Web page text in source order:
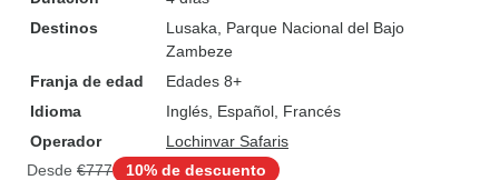
Destinos
Lusaka , Parque Nacional del Bajo
Zambeze
Franja de edad
Edades 8+
Idioma
Inglés, Español, Francés
Operador
Lochinvar Safaris
Desde €777 10% de descuento